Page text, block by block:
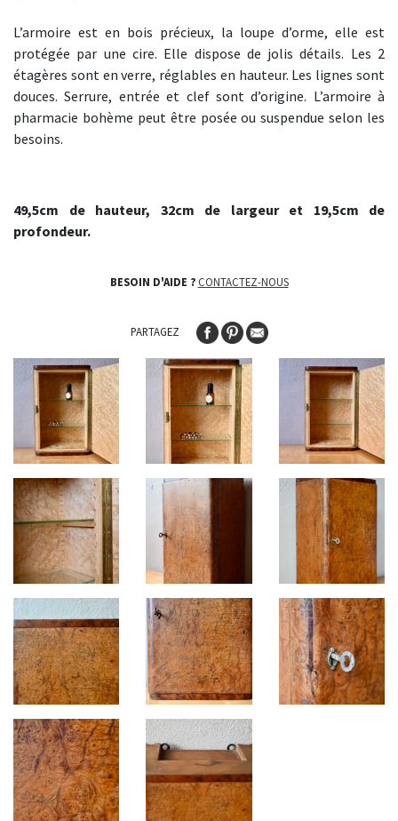
L’armoire est en bois précieux, la loupe d’orme, elle est
protégée par une cire. Elle dispose de jolis détails. Les 2
étagères sont en verre, réglables en hauteur. Les lignes sont
douces. Serrure, entrée et clef sont d’origine. L’armoire à
pharmacie bohème peut être posée ou suspendue selon les
besoins.
49,5cm de hauteur, 32cm de largeur et 19,5cm de
profondeur.
BESOIN D'AIDE ? CONTACTEZ-NOUS
PARTAGEZ